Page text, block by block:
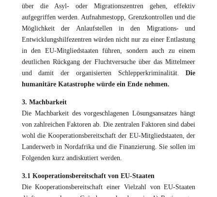
über die Asyl- oder Migrationszentren gehen, effektiv
aufgegriffen werden. Aufnahmestopp, Grenzkontrollen und die
Möglichkeit der Anlaufstellen in den Migrations- und
Entwicklungshilfezentren würden nicht nur zu einer Entlastung
in den EU-Mitgliedstaaten führen, sondern auch zu einem
deutlichen Rückgang der Fluchtversuche über das Mittelmeer
und damit der organisierten Schlepperkriminalität.Die
humanitäre Katastrophe würde ein Ende nehmen.
3. Machbarkeit
Die Machbarkeit des vorgeschlagenen Lösungsansatzes hängt
von zahlreichen Faktoren ab. Die zentralen Faktoren sind dabei
wohl die Kooperationsbereitschaft der EU-Mitgliedstaaten, der
Landerwerb in Nordafrika und die Finanzierung. Sie sollen im
Folgenden kurz andiskutiert werden.
3.1 Kooperationsbereitschaft von EU-Staaten
Die Kooperationsbereitschaft einer Vielzahl von EU-Staaten